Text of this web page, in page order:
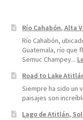
Río Cahabón, Alta
Río Cahabón,
Guatemala, río que
Semuc Champey...
Road to Lake
Siempre ha sido un
paisajes son
Lago de Atitlán,